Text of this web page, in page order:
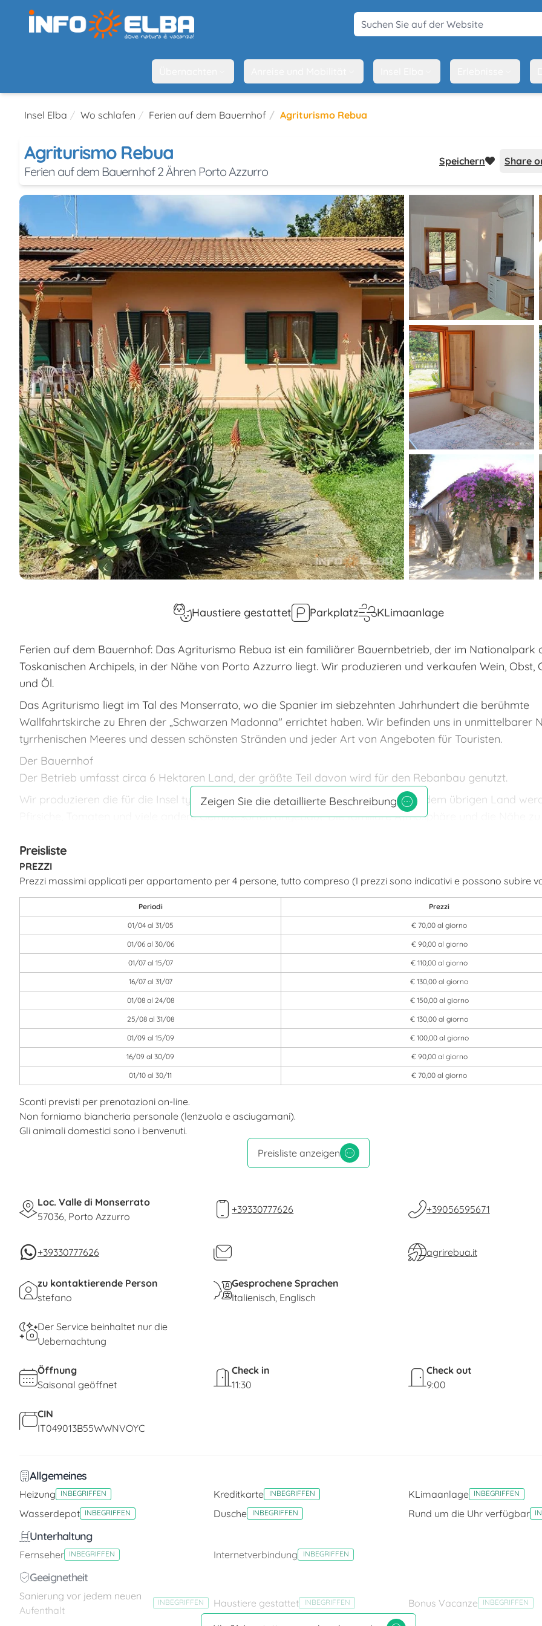
Suchen Sie auf der Website
Insel Elba Wo schlafen Ferien auf dem Bauernhof Agriturismo Rebua
Agriturismo Rebua
Ferien auf dem Bauernhof 2 Ähren Porto Azzurro
Speichern Share
Haustiere gestattet Parkplatz KLimaanlage
Ferien auf dem Bauernhof: Das Agriturismo Rebua ist ein familiärer Bauernbetrieb, der im Nationalpark
Toskanischen Archipels, in der Nähe von Porto Azzurro liegt. Wir produzieren und verkaufen Wein, Obst,
und Öl.
Das Agriturismo liegt im Tal des Monserrato, wo die Spanier im siebzehnten Jahrhundert die berühmte
Wallfahrtskirche zu Ehren der „Schwarzen Madonna" errichtet haben. Wir befinden uns in unmittelbarer
tyrrhenischen Meeres und dessen schönsten Stränden und jeder Art von Angeboten für Touristen.
Der Bauernhof
Der Betrieb umfasst circa 6 Hektaren Land, der größte Teil davon wird für den Rebanbau genutzt.
Wir produzieren die für die Insel typischen Weiß- und Rotweine sowie Liköre. Auf dem übrigen Land
Pfirsiche, Tomaten und viele andere Gemüsesorten angebaut. Die familiäre Atmosphäre und die Nähe zu
Ferien auf dem Bauernhof
Der Betrieb vermietet drei Ferienwohnungen, eine davon ist in einem alten Bauernhaus untergebracht,
zwei befinden sich in 2007 fertig erstellten Neubauten.
Die Wohnungen sind mit Heizung und Klimaanlage ausgestattet und deshalb während des ganzen Jahres
verfügbar. Außerhalb der Hochsaison können sie auch nur für ein Wochenende gemietet werden.
Jede Wohneinheit verfügt über ein Badezimmer, einen überdeckten Autoabstellplatz und einen Grill und
inmitten des Grüns der mediterranen Pinien, Obstbäume und Reben.
Zeigen Sie die detaillierte Beschreibung
Preisliste
PREZZI
Prezzi massimi applicati per appartamento per 4 persone, tutto compreso (I prezzi sono indicativi e possono subire
Periodi Prezzi
01/04 al 31/05 € 70,00 al giorno
01/06 al 30/06 € 90,00 al giorno
01/07 al 15/07 € 110,00 al giorno
16/07 al 31/07 € 130,00 al giorno
01/08 al 24/08 € 150,00 al giorno
25/08 al 31/08 € 130,00 al giorno
01/09 al 15/09 € 100,00 al giorno
16/09 al 30/09 € 90,00 al giorno
01/10 al 30/11 € 70,00 al giorno
Sconti previsti per prenotazioni on-line.
Non forniamo biancheria personale (lenzuola e asciugamani).
Gli animali domestici sono i benvenuti.
Preisliste anzeigen
Loc. Valle di Monserrato
57036, Porto Azzurro
+39330777626 +39056595671
+39330777626 agrirebua.it
zu kontaktierende Person
stefano
Gesprochene Sprachen
Italienisch Englisch
Der Service beinhaltet nur die
Uebernachtung
Öffnung
Saisonal geöffnet
Check in
11:30
Check out
9:00
CIN
IT049013B55WWNVOYC
Allgemeines
Heizung INBEGRIFFEN Kreditkarte INBEGRIFFEN KLimaanlage INBEGRIFFEN
Wasserdepot INBEGRIFFEN Dusche INBEGRIFFEN Rund um die Uhr verfügbar
Unterhaltung
Fernseher INBEGRIFFEN Internetverbindung INBEGRIFFEN
Geeignetheit
Sanierung vor jedem neuen
Aufenthalt
INBEGRIFFEN Haustiere gestattet INBEGRIFFEN Bonus Vacanze INBEGRIFFEN